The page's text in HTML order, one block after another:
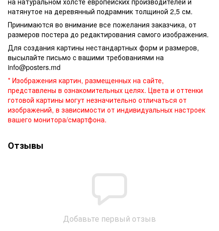
натянутое на деревянный подрамник толщиной 2,5 см.
Принимаются во внимание все пожелания заказчика, от
размеров постера до редактирования самого изображения.
Для создания картины нестандартных форм и размеров,
высылайте письмо c вашими требованиями на
info@posters.md
* Изображения картин, размещенных на сайте,
представлены в ознакомительных целях. Цвета и оттенки
готовой картины могут незначительно отличаться от
изображений, в зависимости от индивидуальных настроек
вашего монитора/смартфона.
Отзывы
Добавьте первый отзыв